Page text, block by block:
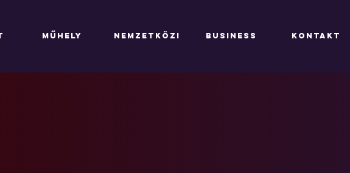
MŰHELY NEMZETKÖZI BUSINESS KONTAKT